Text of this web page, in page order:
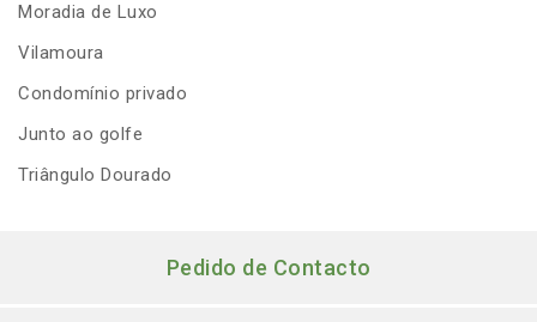
Moradia de Luxo
Vilamoura
Condomínio privado
Junto ao golfe
Triângulo Dourado
Pedido de Contacto